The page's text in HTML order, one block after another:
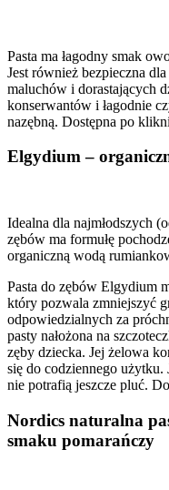
Pasta ma łagodny smak
Jest również bezpieczna
maluchów i dorastających
konserwantów i łagodnie
nazębną. Dostępna po
Elgydium –
Idealna dla najmłodszych
zębów ma formułę
organiczną wodą
Pasta do zębów Elgydium
który pozwala zmniejszyć
odpowiedzialnych za
pasty nałożona na
zęby dziecka. Jej żelowa
się do codziennego
nie potrafią jeszcze pluć.
Nordics naturalna
smaku pomarańczy